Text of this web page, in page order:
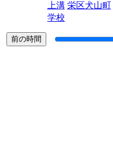
上溝 栄区犬山町
学校